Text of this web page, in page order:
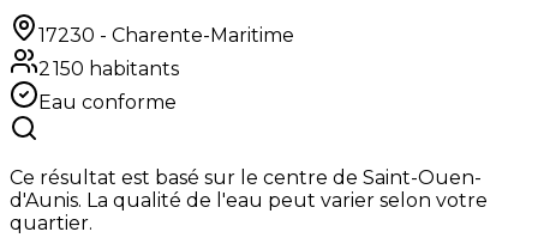
17230 - Charente-Maritime
2 150 habitants
Eau conforme
Ce résultat est basé sur le centre de Saint-Ouen-
d'Aunis. La qualité de l'eau peut varier selon votre
quartier.